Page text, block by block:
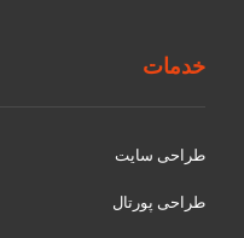
خدمات
طراحی سایت
طراحی پورتال